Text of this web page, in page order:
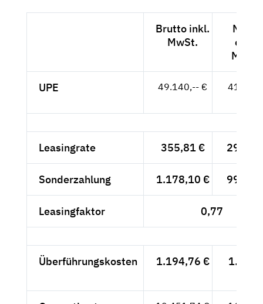
Brutto inkl.
MwSt.
Netto
exkl.
MwSt.
UPE 49.140,-- €
Leasingrate 355,81 € 299,--
Sonderzahlung 1.178,10 € 990,--
Leasingfaktor 0,77
Überführungskosten 1.194,76 €